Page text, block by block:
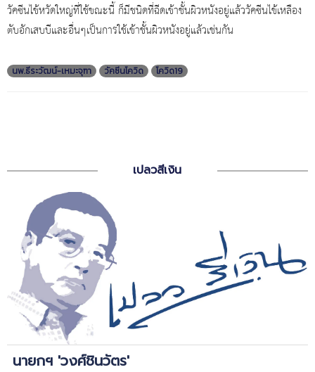
วัคซีนไข้หวัดใหญ่ที่ใช้ขณะนี้ ก็มีชนิดที่ฉีดเข้าชั้นผิวหนังอยู่แล้ววัคซีนไข้เหลือง
ตับอักเสบบีและอื่นๆเป็นการใช้เข้าชั้นผิวหนังอยู่แล้วเช่นกัน
นพ.ธีระวัฒน์-เหมะจุฑา วัคซีนโควิด โควิด19
เปลวสีเงิน
นายกฯ 'วงศ์ชินวัตร'